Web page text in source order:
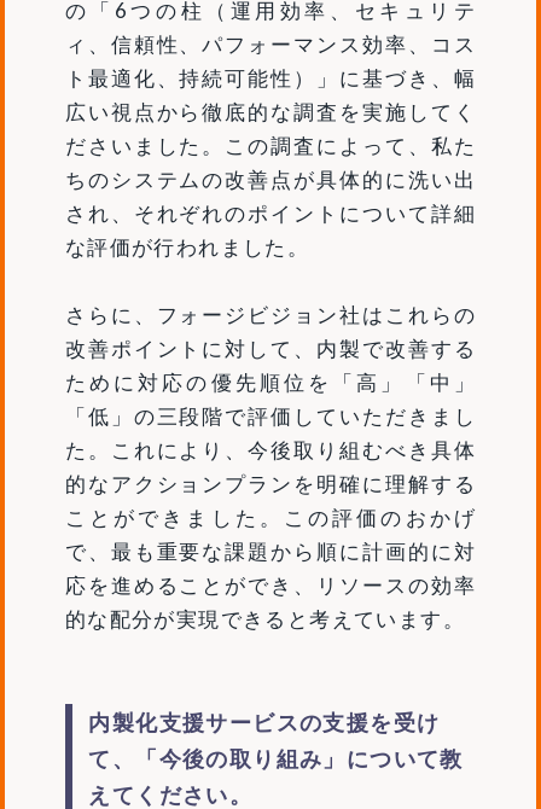
の「6つの柱（運用効率、セキュリテ
ィ、信頼性、パフォーマンス効率、コス
ト最適化、持続可能性）」に基づき、幅
広い視点から徹底的な調査を実施してく
ださいました。この調査によって、私た
ちのシステムの改善点が具体的に洗い出
され、それぞれのポイントについて詳細
な評価が行われました。
さらに、フォージビジョン社はこれらの
改善ポイントに対して、内製で改善する
ために対応の優先順位を「高」「中」
「低」の三段階で評価していただきまし
た。これにより、今後取り組むべき具体
的なアクションプランを明確に理解する
ことができました。この評価のおかげ
で、最も重要な課題から順に計画的に対
応を進めることができ、リソースの効率
的な配分が実現できると考えています。
内製化支援サービスの支援を受け
て、「今後の取り組み」について教
えてください。